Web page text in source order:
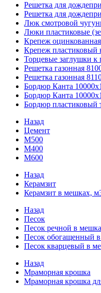
Решетка для
Решетка для
Люк смотровой
Люки пластиковые
Крепеж оцинкованная
Крепеж пластиковый
Торцевые заглушки к
Решетка газонная
Решетка газонная
Бордюр Канта
Бордюр Канта
Бордюр пластиковый
Назад
Цемент
М500
М400
М600
Назад
Керамзит
Керамзит в мешках,
Назад
Песок
Песок речной в
Песок обогащенный
Песок кварцевый в
Назад
Мраморная крошка
Мраморная крошка